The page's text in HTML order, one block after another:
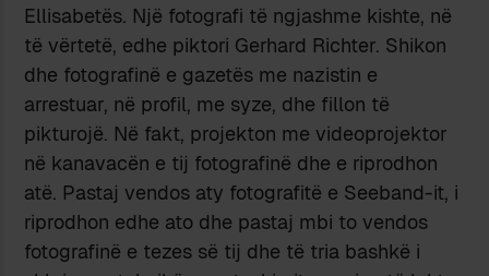
Ellisabetës. Një fotografi të ngjashme kishte, në
të vërtetë, edhe piktori Gerhard Richter. Shikon
dhe fotografinë e gazetës me nazistin e
arrestuar, në profil, me syze, dhe fillon të
pikturojë. Në fakt, projekton me videoprojektor
në kanavacën e tij fotografinë dhe e riprodhon
atë. Pastaj vendos aty fotografitë e Seeband-it, i
riprodhon edhe ato dhe pastaj mbi to vendos
fotografinë e tezes së tij dhe të tria bashkë i